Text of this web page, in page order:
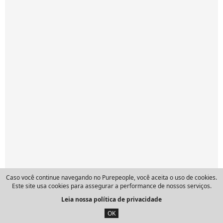
Caso você continue navegando no Purepeople, você aceita o uso de cookies.
Este site usa cookies para assegurar a performance de nossos serviços.
Leia nossa política de privacidade
OK